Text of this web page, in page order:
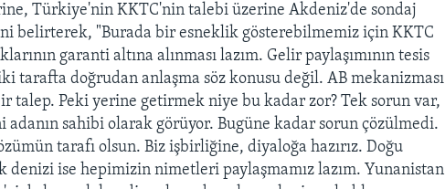
Türkiye'nin KKTC'nin talebi üzerine Akdeniz'de sondaj
belirterek, "Burada bir esneklik gösterebilmemiz için KKTC
garanti altına alınması lazım. Gelir paylaşımının tesis
tarafta doğrudan anlaşma söz konusu değil. AB mekanizması
talep. Peki yerine getirmek niye bu kadar zor? Tek sorun var,
adanın sahibi olarak görüyor. Bugüne kadar sorun çözülmedi.
tarafı olsun. Biz işbirliğine, diyaloğa hazırız. Doğu
ise hepimizin nimetleri paylaşmamız lazım. Yunanistan